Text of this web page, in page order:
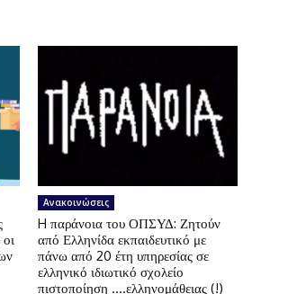
Ανακοινώσεις
H παράνοια του ΟΠΣΥΔ: Ζητούν
από Ελληνίδα εκπαιδευτικό με
πάνω από 20 έτη υπηρεσίας σε
ελληνικό ιδιωτικό σχολείο
πιστοποίηση ….ελληνομάθειας (!)